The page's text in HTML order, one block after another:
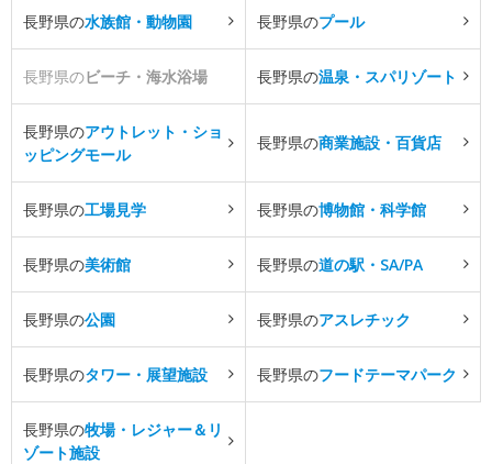
長野県の水族館・動物園 長野県のプール
長野県のビーチ・海水浴場 長野県の温泉・スパリゾート
長野県のアウトレット・ショ
ッピングモール
長野県の商業施設・百貨店
長野県の工場見学 長野県の博物館・科学館
長野県の美術館 長野県の道の駅・SA/PA
長野県の公園 長野県のアスレチック
長野県のタワー・展望施設 長野県のフードテーマパーク
長野県の牧場・レジャー＆リ
ゾート施設